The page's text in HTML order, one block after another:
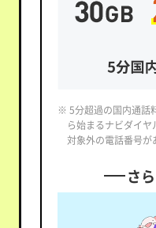
※ 5分超過の国内通話
ら始まるナビダイ
対象外の電話番号が
さ